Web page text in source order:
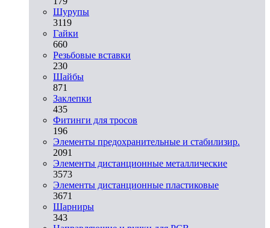
Шурупы
3119
Гайки
660
Резьбовые вставки
230
Шайбы
871
Заклепки
435
Фитинги для тросов
196
Элементы предохранительные и стабилизир.
2091
Элементы дистанционные металлические
3573
Элементы дистанционные пластиковые
3671
Шарниры
343